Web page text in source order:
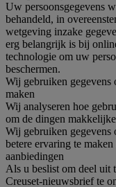
Uw persoonsgegevens
behandeld, in
wetgeving inzake
erg belangrijk is bij
technologie om uw
beschermen.
Wij gebruiken gegevens
maken
Wij analyseren hoe
om de dingen
Wij gebruiken gegevens
betere ervaring te
aanbiedingen
Als u beslist om deel uit
Creuset-nieuwsbrief te